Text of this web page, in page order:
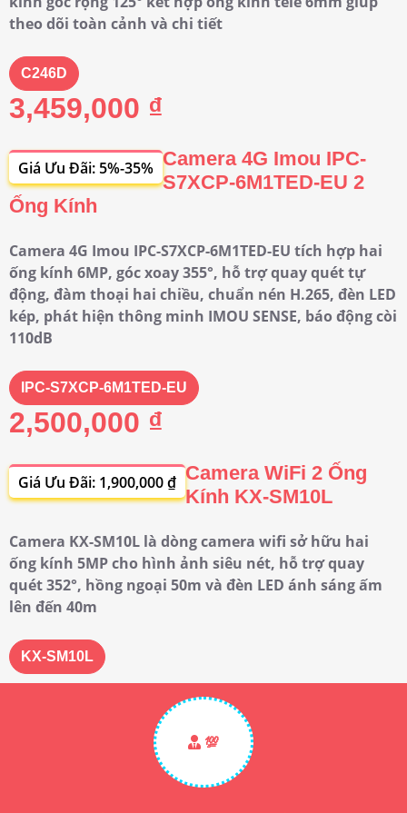
theo dõi toàn cảnh và chi tiết
C246D
3,459,000 ₫
Giá Ưu Đãi: 5%-35% Camera 4G Imou IPC-
S7XCP-6M1TED-EU 2
Ống Kính
Camera 4G Imou IPC-S7XCP-6M1TED-EU tích hợp hai
ống kính 6MP, góc xoay 355°, hỗ trợ quay quét tự
động, đàm thoại hai chiều, chuẩn nén H.265, đèn LED
kép, phát hiện thông minh IMOU SENSE, báo động còi
110dB
IPC-S7XCP-6M1TED-EU
2,500,000 ₫
Giá Ưu Đãi: 1,900,000 ₫ Camera WiFi 2 Ống
Kính KX-SM10L
Camera KX-SM10L là dòng camera wifi sở hữu hai
ống kính 5MP cho hình ảnh siêu nét, hỗ trợ quay
quét 352°, hồng ngoại 50m và đèn LED ánh sáng ấm
lên đến 40m
KX-SM10L
💯